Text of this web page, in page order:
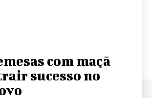
com maçã
sucesso no